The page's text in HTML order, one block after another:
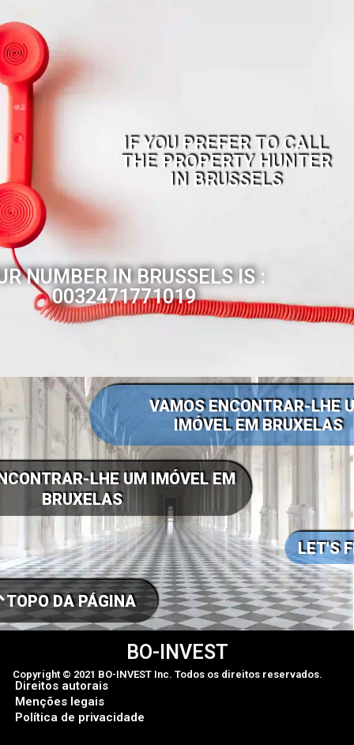
IF YOU PREFER TO CALL
THE PROPERTY HUNTER
IN BRUSSELS
NUMBER IN BRUSSELS IS :
0032471771019
VAMOS ENCONTRAR-LHE
IMÓVEL EM BRUXELAS
LHE UM IMÓVEL EM
BRUXELAS
LET'S
TOPO DA PÁGINA
BO-INVEST
Copyright © 2021 BO-INVEST Inc. Todos os direitos reservados.
Direitos autorais
Menções legais
Política de privacidade